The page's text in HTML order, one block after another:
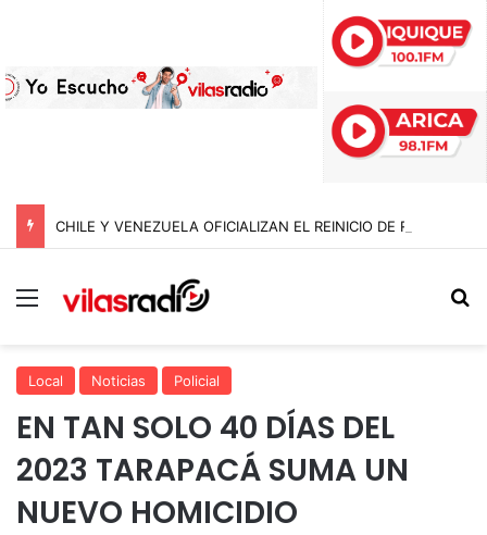
Menú
Local Noticias Policial
EN TAN SOLO 40 DÍAS DEL
2023 TARAPACÁ SUMA UN
NUEVO HOMICIDIO